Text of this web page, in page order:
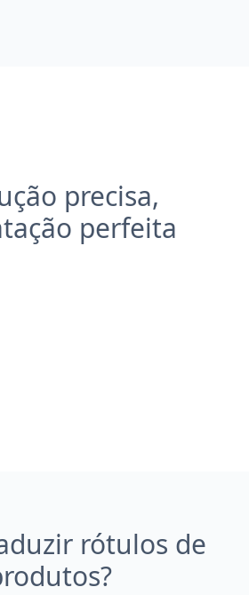
precisa,
perfeita
rótulos de